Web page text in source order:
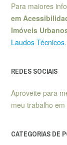
Para maiores
em
Imóveis
Laudos Técnicos.
REDES SOCIAIS
Aproveite para
meu trabalho
CATEGORIAS DE